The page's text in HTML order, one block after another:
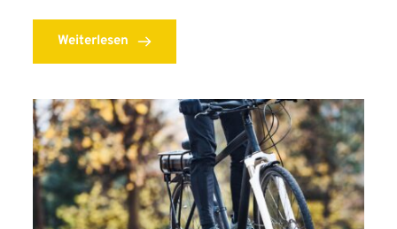
Weiterlesen